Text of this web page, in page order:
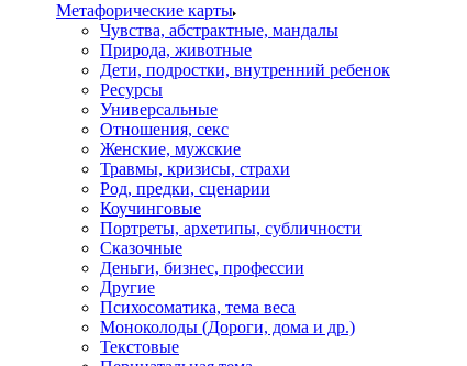
Mетафорические карты
Чувства, абстрактные, мандалы
Природа, животные
Дети, подростки, внутренний ребенок
Ресурсы
Универсальные
Отношения, секс
Женские, мужские
Травмы, кризисы, страхи
Род, предки, сценарии
Коучинговые
Портреты, архетипы, субличности
Сказочные
Деньги, бизнес, профессии
Другие
Психосоматика, тема веса
Моноколоды (Дороги, дома и др.)
Текстовые